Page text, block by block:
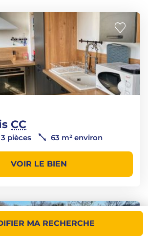
MA RECHERCHE
CC
3 pièces 63 m² environ
VOIR LE BIEN